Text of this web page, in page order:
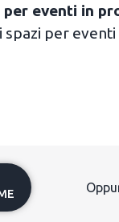
eventi in
spazi per